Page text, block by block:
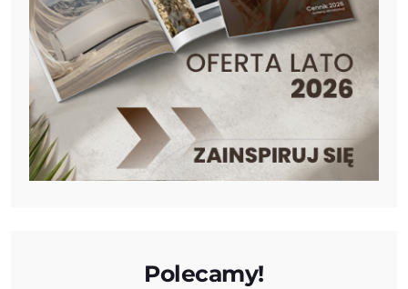
Polecamy!